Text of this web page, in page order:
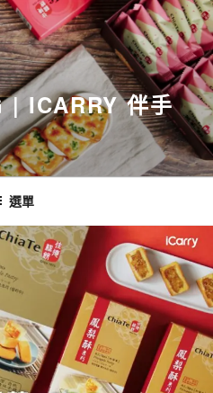
| ICARRY 伴手
選單